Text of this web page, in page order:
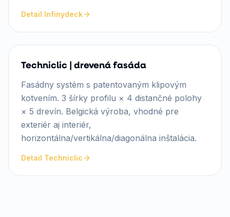
Detail Infinydeck
Techniclic | drevená fasáda
Fasádny systém s patentovaným klipovým
kotvením. 3 šírky profilu × 4 distančné polohy
× 5 drevín. Belgická výroba, vhodné pre
exteriér aj interiér,
horizontálna/vertikálna/diagonálna inštalácia.
Detail Techniclic